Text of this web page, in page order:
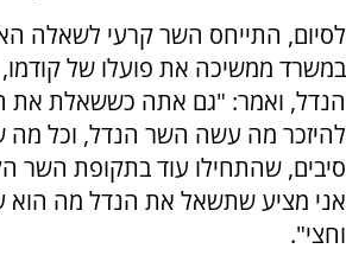
לסיום, התייחס השר קרעי לשאלה
במשרד ממשיכה את פועלו של
הנדל, ואמר: "גם אתה כששאלת את
להיזכר מה עשה השר הנדל, וכל מה
סיבים, שהתחילו עוד בתקופת השר
אני מציע שתשאל את הנדל מה
וחצי".